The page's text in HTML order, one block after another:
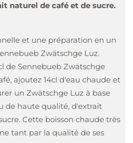
naturel de café et de sucre.
et une préparation en un
Zwätschge Luz.
de Sennebueb Zwätschge
ajoutez 14cl d'eau chaude et
un Zwätschge Luz à base
de haute qualité, d'extrait
Cette boisson chaude très
tant par la qualité de ses